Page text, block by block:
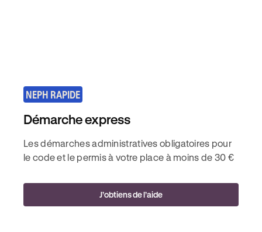
NEPH RAPIDE
Démarche express
Les démarches administratives obligatoires pour
le code et le permis à votre place à moins de 30 €
J’obtiens de l’aide